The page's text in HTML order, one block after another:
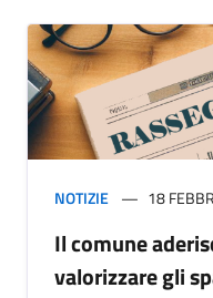
NOTIZIE 18
Il comune
valorizzare gli